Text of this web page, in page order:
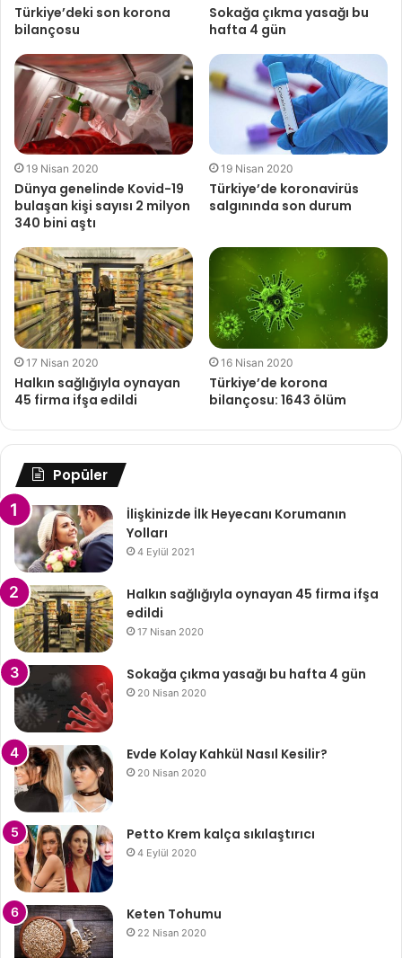
Türkiye’deki son korona
bilançosu
Sokağa çıkma yasağı bu
hafta 4 gün
19 Nisan 2020
Dünya genelinde Kovid-19
bulaşan kişi sayısı 2 milyon
340 bini aştı
19 Nisan 2020
Türkiye’de koronavirüs
salgınında son durum
17 Nisan 2020
Halkın sağlığıyla oynayan
45 firma ifşa edildi
16 Nisan 2020
Türkiye’de korona
bilançosu: 1643 ölüm
Popüler
İlişkinizde İlk Heyecanı Korumanın
Yolları
4 Eylül 2021
Halkın sağlığıyla oynayan 45 firma ifşa
edildi
17 Nisan 2020
Sokağa çıkma yasağı bu hafta 4 gün
20 Nisan 2020
Evde Kolay Kahkül Nasıl Kesilir?
20 Nisan 2020
Petto Krem kalça sıkılaştırıcı
4 Eylül 2020
Keten Tohumu
22 Nisan 2020